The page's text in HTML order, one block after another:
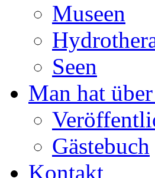
Museen
Seen
Man hat
Gästebuch
Kontakt